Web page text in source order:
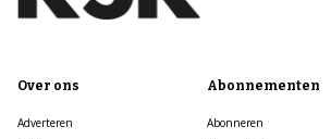
Over ons
Adverteren
Abonnementen
Abonneren